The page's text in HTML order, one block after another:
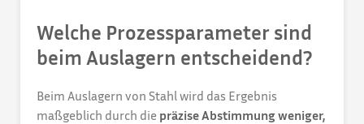
Welche Prozessparameter sind
beim Auslagern entscheidend?
Beim Auslagern von Stahl wird das Ergebnis
maßgeblich durch die präzise Abstimmung weniger,